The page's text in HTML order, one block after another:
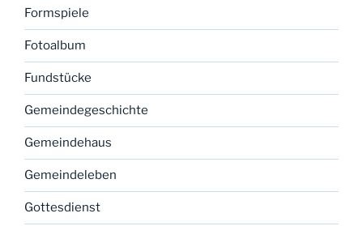
Formspiele
Fotoalbum
Fundstücke
Gemeindegeschichte
Gemeindehaus
Gemeindeleben
Gottesdienst